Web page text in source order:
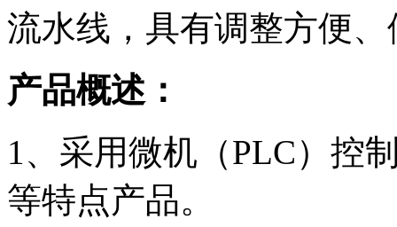
流水线，具有调整方便
产品概述：
1、采用微机（PLC）控
等特点产品。